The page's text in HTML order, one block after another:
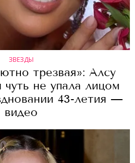
ЗВЕЗДЫ
трезвая»: Алсу
чуть не упала лицом
43-летия —
видео